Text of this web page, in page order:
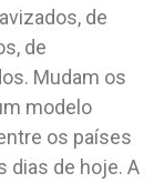
de
de
Mudam os
modelo
os países
dias de hoje. A